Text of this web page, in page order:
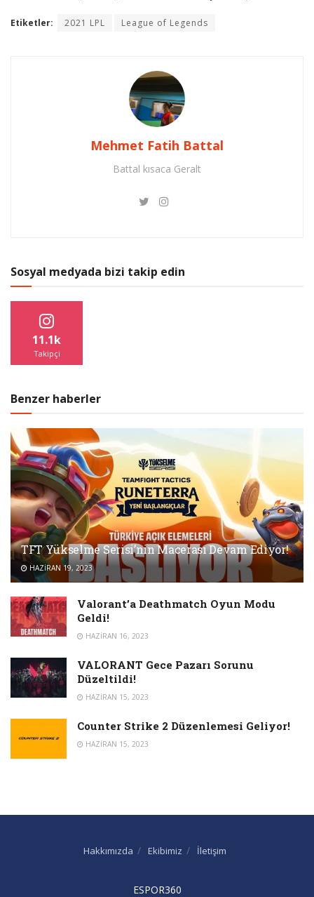
Etiketler: 2021 LPL League of Legends
Mehmet Fatih Battal
Battal kısaca Geralt
Sosyal medyada bizi takip edin
11.1k
Takipçi
Benzer haberler
TFT Yükselme Serisi’nin Macerası Devam Ediyor!
HAZIRAN 19, 2023
Valorant’a Deathmatch Oyun Modu
Geldi!
HAZIRAN 16, 2023
VALORANT Gece Pazarı Sorunu
Düzeltildi!
HAZIRAN 15, 2023
Counter Strike 2 Düzenlemesi Geliyor!
HAZIRAN 15, 2023
Hakkımızda Ekibimiz İletişim
ESPOR360